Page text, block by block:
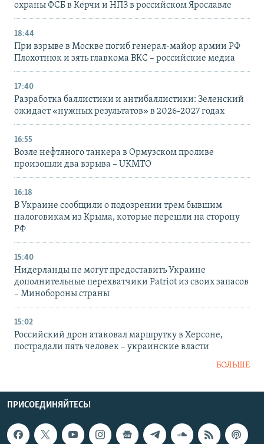
охраны ФСБ в Керчи и НПЗ в российском Ярославле
18:44
При взрыве в Москве погиб генерал-майор армии РФ
Плохотнюк и зять главкома ВКС – российские медиа
17:40
Разработка баллистики и антибаллистики: Зеленский
ожидает «нужных результатов» в 2026-2027 годах
16:55
Возле нефтяного танкера в Ормузском проливе
произошли два взрыва – UKMTO
16:18
В Украине сообщили о подозрении трем бывшим
налоговикам из Крыма, которые перешли на сторону
РФ
15:40
Нидерланды не могут предоставить Украине
дополнительные перехватчики Patriot из своих запасов
– Минобороны страны
15:02
Российский дрон атаковал маршрутку в Херсоне,
пострадали пять человек – украинские власти
БОЛЬШЕ
ПРИСОЕДИНЯЙТЕСЬ!